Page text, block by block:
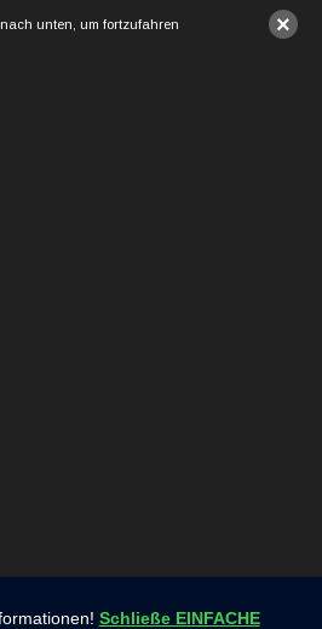
×
unten, um fortzufahren
Schließe EINFACHE